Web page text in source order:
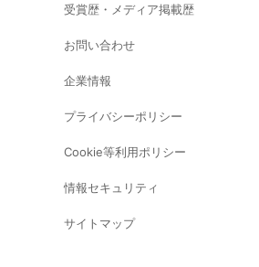
受賞歴・メディア掲載歴
お問い合わせ
企業情報
プライバシーポリシー
Cookie等利用ポリシー
情報セキュリティ
サイトマップ